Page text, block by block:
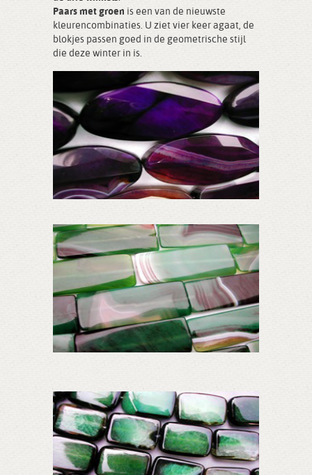
Paars met groen is een van de nieuwste
kleurencombinaties. U ziet vier keer agaat, de
blokjes passen goed in de geometrische stijl
die deze winter in is.